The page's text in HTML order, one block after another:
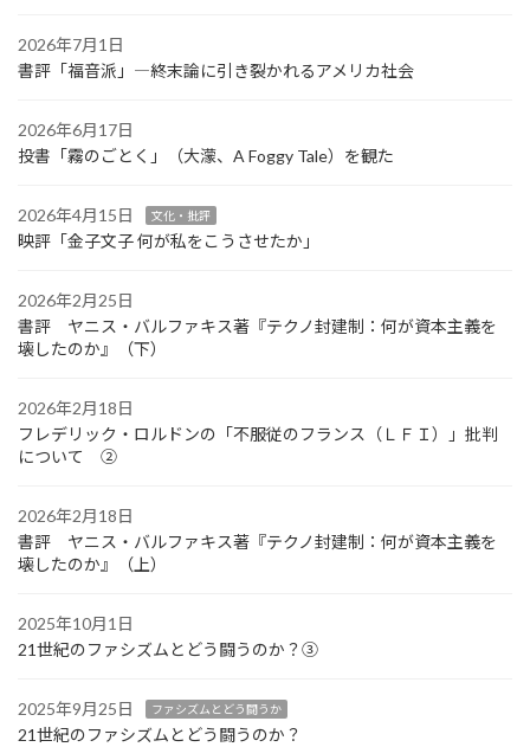
2026年7月1日
書評「福音派」―終末論に引き裂かれるアメリカ社会
2026年6月17日
投書「霧のごとく」（大濛、A Foggy Tale）を観た
2026年4月15日 文化・批評
映評「金子文子 何が私をこうさせたか」
2026年2月25日
書評 ヤニス・バルファキス著『テクノ封建制：何が資本主義を
壊したのか』（下）
2026年2月18日
フレデリック・ロルドンの「不服従のフランス（ＬＦＩ）」批判
について ②
2026年2月18日
書評 ヤニス・バルファキス著『テクノ封建制：何が資本主義を
壊したのか』（上）
2025年10月1日
21世紀のファシズムとどう闘うのか？③
2025年9月25日 ファシズムとどう闘うか
21世紀のファシズムとどう闘うのか？